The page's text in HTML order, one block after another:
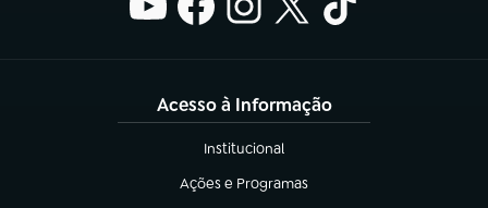
Acesso à Informação
Institucional
(abre em nova aba)
Ações e Programas
(abre em nova aba)